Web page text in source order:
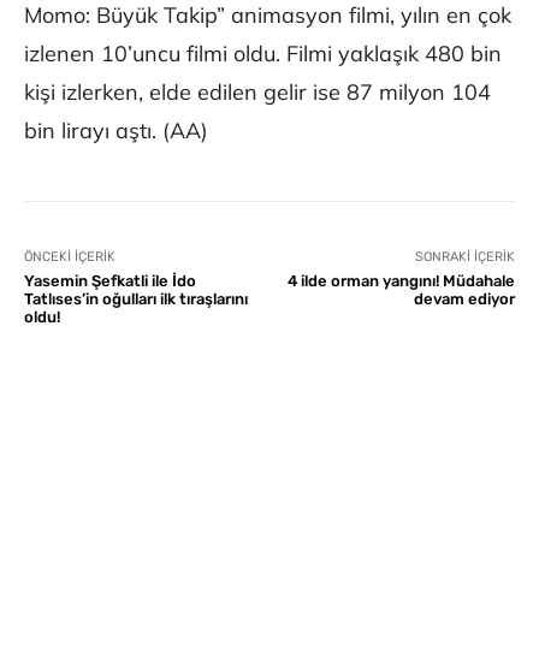
Momo: Büyük Takip” animasyon filmi, yılın en çok
izlenen 10’uncu filmi oldu. Filmi yaklaşık 480 bin
kişi izlerken, elde edilen gelir ise 87 milyon 104
bin lirayı aştı. (AA)
ÖNCEKI İÇERIK
Yasemin Şefkatli ile İdo
Tatlıses’in oğulları ilk tıraşlarını
oldu!
SONRAKI İÇERIK
4 ilde orman yangını! Müdahale
devam ediyor